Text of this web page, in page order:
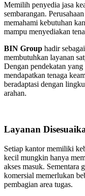
Memilih penyedia jasa
sembarangan.
memahami kebutuhan
mampu menyediakan
BIN Group hadir
membutuhkan layanan
Dengan pendekatan
mendapatkan tenaga
beradaptasi dengan
arahan.
Layanan
Setiap kantor memiliki
kecil mungkin hanya
akses masuk. Sementara
komersial memerlukan
pembagian area tugas.